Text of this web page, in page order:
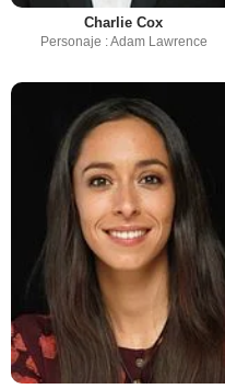
Charlie Cox
Personaje : Adam Lawrence